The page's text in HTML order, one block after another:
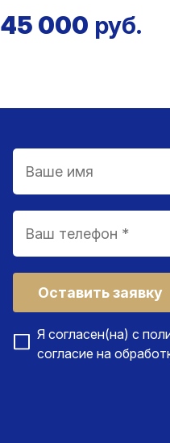
45 000 руб.
Оставить заявку
Я согласен(на) с
согласие на